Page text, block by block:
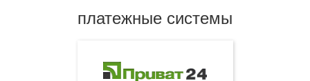
платежные системы